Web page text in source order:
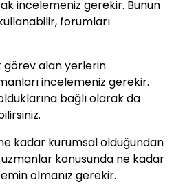
incelemeniz gerekir. Bunun
forumları
görev alan yerlerin
incelemeniz gerekir.
bağlı olarak da
kadar kurumsal olduğundan
konusunda ne kadar
olmanız gerekir.